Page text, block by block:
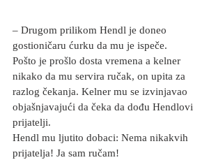
– Drugom prilikom Hendl je doneo
gostioničaru ćurku da mu je ispeče.
Pošto je prošlo dosta vremena a kelner
nikako da mu servira ručak, on upita za
razlog čekanja. Kelner mu se izvinjavao
objašnjavajući da čeka da dođu Hendlovi
prijatelji.
Hendl mu ljutito dobaci: Nema nikakvih
prijatelja! Ja sam ručam!